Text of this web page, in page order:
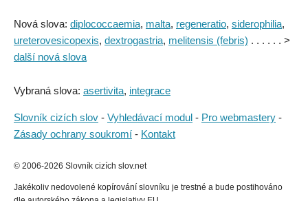
Nová slova: diplococcaemia, malta, regeneratio, siderophilia,
ureterovesicopexis, dextrogastria, melitensis (febris) . . . . . . >
další nová slova
Vybraná slova: asertivita, integrace
Slovník cizích slov - Vyhledávací modul - Pro webmastery -
Zásady ochrany soukromí - Kontakt
© 2006-2026 Slovník cizích slov.net
Jakékoliv nedovolené kopírování slovníku je trestné a bude postihováno